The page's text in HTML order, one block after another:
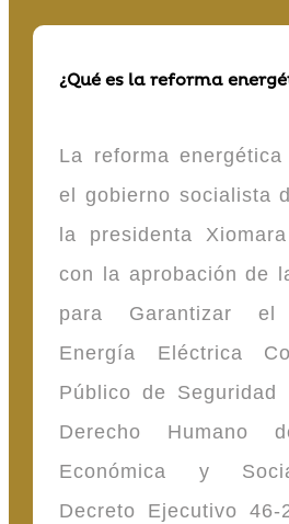
¿Qué es la reforma
La reforma
el gobierno socialista
la presidenta
con la aprobación de
para Garantizar
Energía Eléctrica
Público de Seguridad
Derecho Humano
Económica y
Decreto Ejecutivo